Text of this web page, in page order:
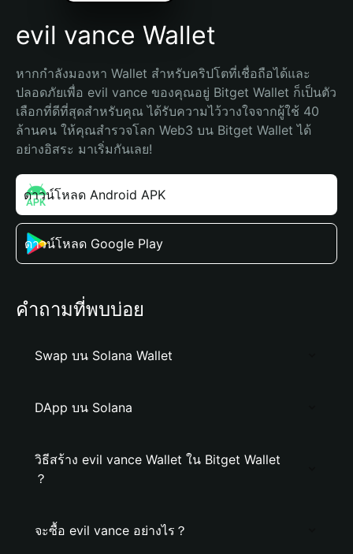
evil vance Wallet
หากกำลังมองหา Wallet สำหรับคริปโตที่เชื่อถือได้และ
ปลอดภัยเพื่อ evil vance ของคุณอยู่ Bitget Wallet ก็เป็นตัว
เลือกที่ดีที่สุดสำหรับคุณ ได้รับความไว้วางใจจากผู้ใช้ 40
ล้านคน ให้คุณสำรวจโลก Web3 บน Bitget Wallet ได้
อย่างอิสระ มาเริ่มกันเลย!
ดาวน์โหลด Android APK
ดาวน์โหลด Google Play
คำถามที่พบบ่อย
Swap บน Solana Wallet
DApp บน Solana
วิธีสร้าง evil vance Wallet ใน Bitget Wallet
？
จะซื้อ evil vance อย่างไร？